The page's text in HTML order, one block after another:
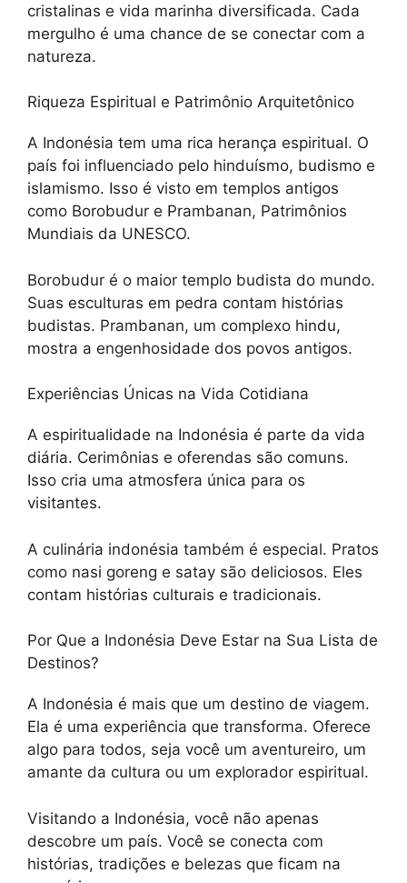
cristalinas e vida marinha diversificada. Cada
mergulho é uma chance de se conectar com a
natureza.
Riqueza Espiritual e Patrimônio Arquitetônico
A Indonésia tem uma rica herança espiritual. O
país foi influenciado pelo hinduísmo, budismo e
islamismo. Isso é visto em templos antigos
como Borobudur e Prambanan, Patrimônios
Mundiais da UNESCO.
Borobudur é o maior templo budista do mundo.
Suas esculturas em pedra contam histórias
budistas. Prambanan, um complexo hindu,
mostra a engenhosidade dos povos antigos.
Experiências Únicas na Vida Cotidiana
A espiritualidade na Indonésia é parte da vida
diária. Cerimônias e oferendas são comuns.
Isso cria uma atmosfera única para os
visitantes.
A culinária indonésia também é especial. Pratos
como nasi goreng e satay são deliciosos. Eles
contam histórias culturais e tradicionais.
Por Que a Indonésia Deve Estar na Sua Lista de
Destinos?
A Indonésia é mais que um destino de viagem.
Ela é uma experiência que transforma. Oferece
algo para todos, seja você um aventureiro, um
amante da cultura ou um explorador espiritual.
Visitando a Indonésia, você não apenas
descobre um país. Você se conecta com
histórias, tradições e belezas que ficam na